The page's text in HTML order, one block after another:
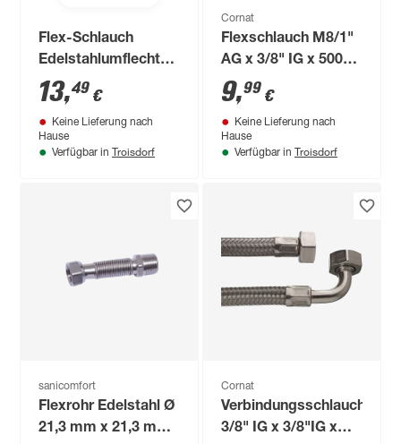
Flex-Schlauch
Edelstahlumflechtung
50 cm 1/2"
13,49 €
Keine Lieferung nach
Hause
Verfügbar in Troisdorf
Cornat
Flexschlauch M8/1"
AG x 3/8" IG x 500
mm
9,99 €
Keine Lieferung nach
Hause
Verfügbar in Troisdorf
sanicomfort
Flexrohr Edelstahl Ø
21,3 mm x 21,3 mm
Cornat
Verbindungsschlauch
3/8" IG x 3/8"IG x